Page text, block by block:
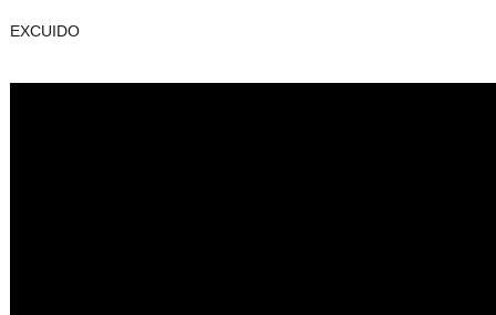
EXCUIDO